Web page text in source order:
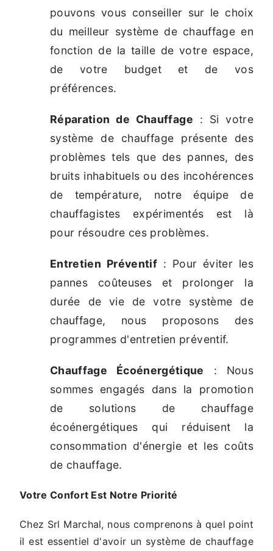
pouvons vous conseiller sur le choix
du meilleur système de chauffage en
fonction de la taille de votre espace,
de votre budget et de vos
préférences.
Réparation de Chauffage : Si votre
système de chauffage présente des
problèmes tels que des pannes, des
bruits inhabituels ou des incohérences
de température, notre équipe de
chauffagistes expérimentés est là
pour résoudre ces problèmes.
Entretien Préventif : Pour éviter les
pannes coûteuses et prolonger la
durée de vie de votre système de
chauffage, nous proposons des
programmes d'entretien préventif.
Chauffage Écoénergétique : Nous
sommes engagés dans la promotion
de solutions de chauffage
écoénergétiques qui réduisent la
consommation d'énergie et les coûts
de chauffage.
Votre Confort Est Notre Priorité
Chez Srl Marchal, nous comprenons à quel point
il est essentiel d'avoir un système de chauffage